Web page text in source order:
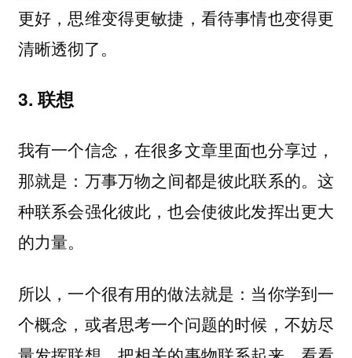
更好，思维变得更敏捷，看待事情也变得更
清晰透彻了。
3. 联想
我有一个信念，在很多文章里面也分享过，
那就是： 万事万物之间都是彼此联系的。这
种联系会强化彼此，也会使彼此发挥出更大
的力量。
所以，一个很有用的做法就是：当你学到一
个概念，或者思考一个问题的时候，不妨尽